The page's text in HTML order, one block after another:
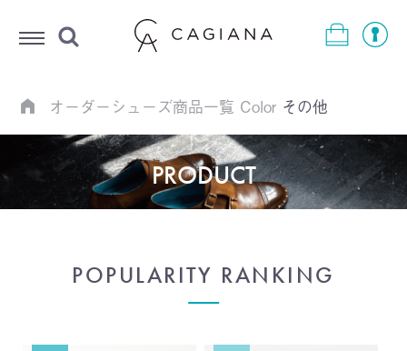
Menu
オーダーシューズ商品一覧 Color その他
PRODUCT
POPULARITY RANKING